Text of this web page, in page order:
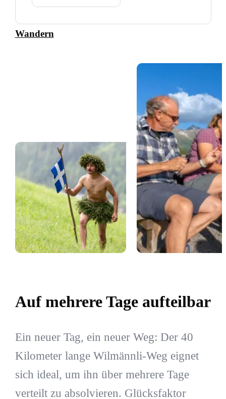
Wandern
Auf mehrere Tage aufteilbar
Ein neuer Tag, ein neuer Weg: Der 40
Kilometer lange Wilmännli-Weg eignet
sich ideal, um ihn über mehrere Tage
verteilt zu absolvieren. Glücksfaktor